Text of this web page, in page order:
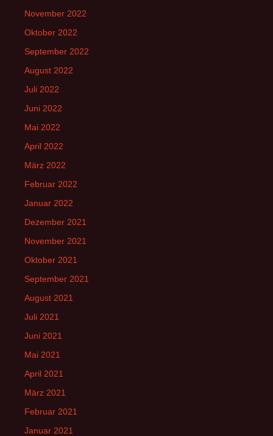
November 2022
Oktober 2022
September 2022
August 2022
Juli 2022
Juni 2022
Mai 2022
April 2022
März 2022
Februar 2022
Januar 2022
Dezember 2021
November 2021
Oktober 2021
September 2021
August 2021
Juli 2021
Juni 2021
Mai 2021
April 2021
März 2021
Februar 2021
Januar 2021